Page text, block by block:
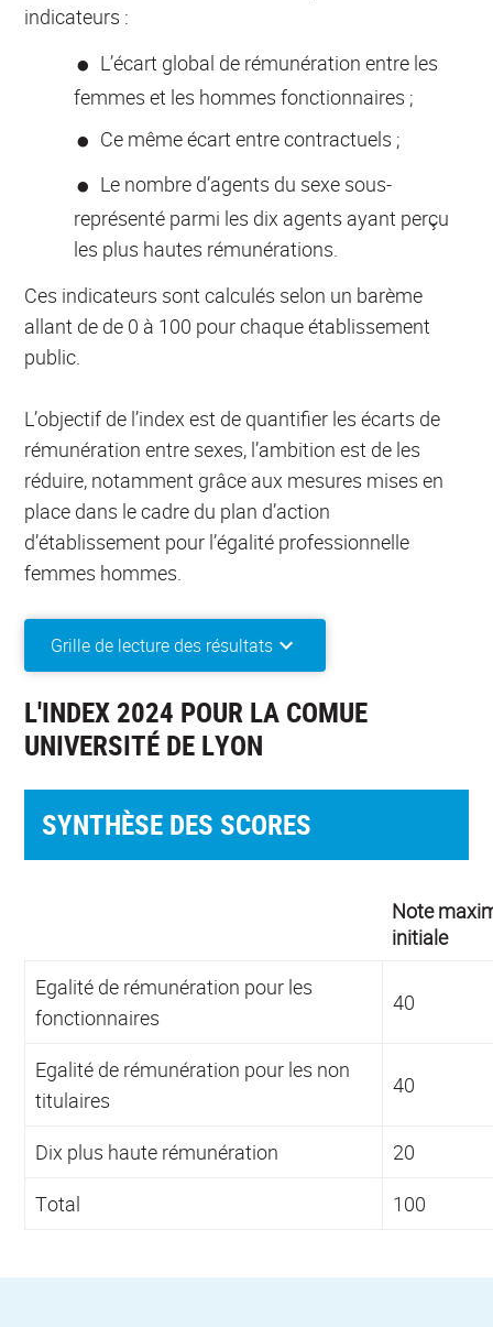
indicateurs :
L’écart global de rémunération entre les
femmes et les hommes fonctionnaires ;
Ce même écart entre contractuels ;
Le nombre d’agents du sexe sous-
représenté parmi les dix agents ayant perçu
les plus hautes rémunérations.
Ces indicateurs sont calculés selon un barème
allant de de 0 à 100 pour chaque établissement
public.
L’objectif de l’index est de quantifier les écarts de
rémunération entre sexes, l’ambition est de les
réduire, notamment grâce aux mesures mises en
place dans le cadre du plan d’action
d’établissement pour l’égalité professionnelle
femmes hommes.
Grille de lecture des résultats
L'INDEX 2024 POUR LA COMUE
UNIVERSITÉ DE LYON
SYNTHÈSE DES SCORES
Note
initiale
Egalité de rémunération pour les
fonctionnaires
40
Egalité de rémunération pour les non
titulaires
40
Dix plus haute rémunération
20
Total
100